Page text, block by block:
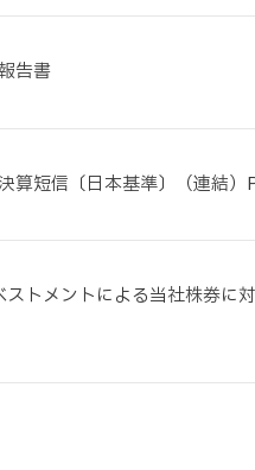
告書
短信〔日本基準〕（連結）
トメントによる当社株券に